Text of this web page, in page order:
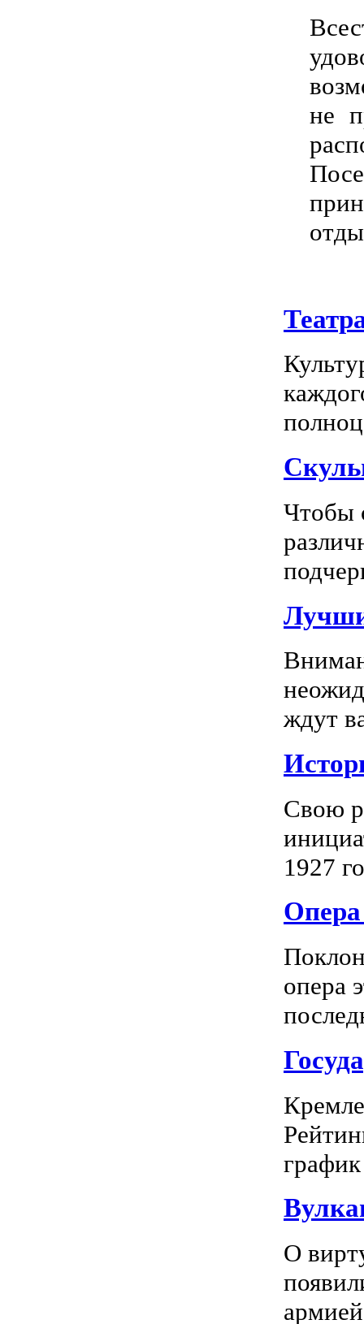
не
Чтобы
ждут
Свою
1927
Опера
опера
О